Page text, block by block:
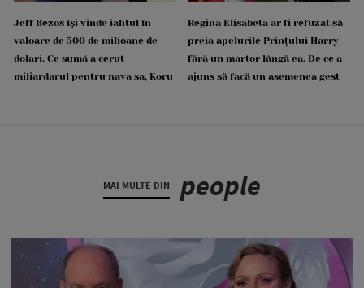
Jeff Bezos își vinde iahtul în
valoare de 500 de milioane de
dolari. Ce sumă a cerut
miliardarul pentru nava sa, Koru
Regina Elisabeta ar fi refuzat să
preia apelurile Prințului Harry
fără un martor lângă ea. De ce a
ajuns să facă un asemenea gest
MAI MULTE DIN people